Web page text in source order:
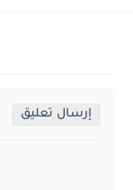
إرسال تعليق